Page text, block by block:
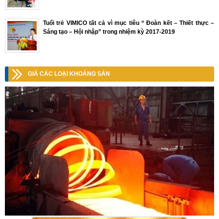
Tuổi trẻ VIMICO tất cả vì mục tiêu “ Đoàn kết – Thiết thực –
Sáng tạo – Hội nhập” trong nhiệm kỳ 2017-2019
GIÁ CÁC LOẠI KHOÁNG SẢN